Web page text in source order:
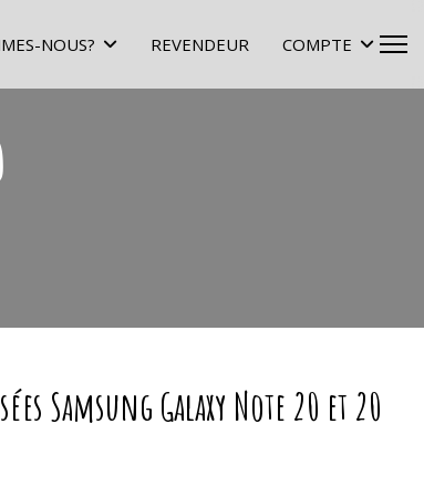
NOUS? REVENDEUR COMPTE
Samsung Galaxy Note 20 et 20